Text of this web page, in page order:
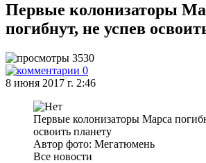
Первые колонизаторы
погибнут, не успев
3530
0
8 июня 2017 г. 2:46
Первые колонизаторы Марса
освоить планету
Автор фото: Мегатюмень
Все новости